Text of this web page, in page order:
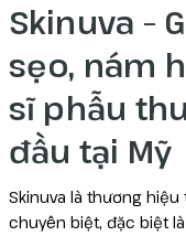
Skinuva –
sẹo, nám
sĩ phẫu
đầu tại Mỹ
Skinuva là thương
chuyên biệt, đặc biệt